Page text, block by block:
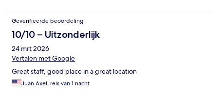
Geverifieerde beoordeling
10/10 – Uitzonderlijk
24 mrt 2026
Vertalen met Google
Great staff, good place in a great location
Juan Axel, reis van 1 nacht